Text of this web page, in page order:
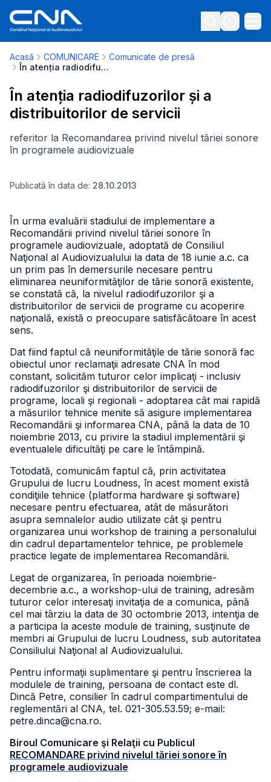
Acasă COMUNICARE
Comunicate de presă
În atenția radiodifuzorilor și a distribuitorilor de servicii
În atenția radiodifuzorilor și a
distribuitorilor de servicii
referitor la Recomandarea privind nivelul tăriei sonore
în programele audiovizuale
Publicată în data de: 28.10.2013
În urma evaluării stadiului de implementare a
Recomandării privind nivelul tăriei sonore în
programele audiovizuale, adoptată de Consiliul
Naţional al Audiovizualului la data de 18 iunie a.c. ca
un prim pas în demersurile necesare pentru
eliminarea neuniformităţilor de tărie sonoră existente,
se constată că, la nivelul radiodifuzorilor şi a
distribuitorilor de servicii de programe cu acoperire
naţională, există o preocupare satisfăcătoare în acest
sens.
Dat fiind faptul că neuniformităţile de tărie sonoră fac
obiectul unor reclamaţii adresate CNA în mod
constant, solicităm tuturor celor implicaţi - inclusiv
radiodifuzorilor şi distribuitorilor de servicii de
programe, locali şi regionali - adoptarea cât mai rapidă
a măsurilor tehnice menite să asigure implementarea
Recomandării şi informarea CNA, până la data de 10
noiembrie 2013, cu privire la stadiul implementării şi
eventualele dificultăţi pe care le întâmpină.
Totodată, comunicăm faptul că, prin activitatea
Grupului de lucru Loudness, în acest moment există
condiţiile tehnice (platforma hardware şi software)
necesare pentru efectuarea, atât de măsurători
asupra semnalelor audio utilizate cât şi pentru
organizarea unui workshop de training a personalului
din cadrul departamentelor tehnice, pe problemele
practice legate de implementarea Recomandării.
Legat de organizarea, în perioada noiembrie-
decembrie a.c., a workshop-ului de training, adresăm
tuturor celor interesaţi invitaţia de a comunica, până
cel mai târziu la data de 30 octombrie 2013, intenţia de
a participa la aceste module de training, susţinute de
membri ai Grupului de lucru Loudness, sub autoritatea
Consiliului Naţional al Audiovizualului.
Pentru informaţii suplimentare şi pentru înscrierea la
modulele de training, persoana de contact este dl.
Dincă Petre, consilier în cadrul compartimentului de
reglementări al CNA, tel. 021-305.53.59; e-mail:
petre.dinca@cna.ro.
Biroul Comunicare şi Relaţii cu Publicul
RECOMANDARE privind nivelul tăriei sonore în
programele audiovizuale